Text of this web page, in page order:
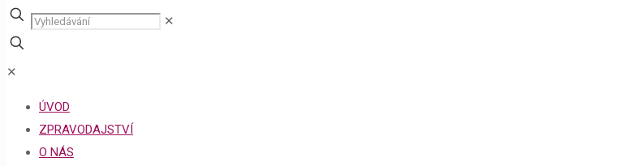
✕
✕
ÚVOD
ZPRAVODAJSTVÍ
O NÁS